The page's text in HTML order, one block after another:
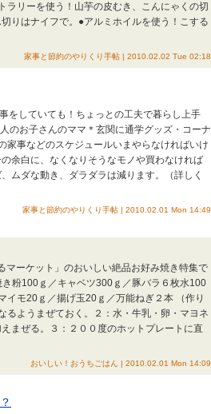
ラリーを使う！山芋の皮むき、こんにゃくの切
りはナイフで。●アルミホイルを使う！こする
家事と節約のやりくり手帖 | 2010.02.02 Tue 02:18
をしていても！ちょっとの工夫で暮らし上手
のお子さんのママ＊玄関に通学グッズ・コーナ
家事などのスケジュールいまやらなければいけ
余白に、なくなりそうなモノや買わなければ
ムダな動き、ダラダラは減ります。（詳しく
家事と節約のやりくり手帖 | 2010.02.01 Mon 14:49
ーケット」のおいしい絶品お好み焼き特集で
粉100ｇ／キャベツ300ｇ／豚バラ６枚水100
イモ20ｇ／揚げ玉20ｇ／万能ねぎ２本 （作り
るようまぜておく。２：水・牛乳・卵・マヨネ
まぜる。３：２００度のホットプレートに直
おいしい！おうちごはん | 2010.02.01 Mon 14:09